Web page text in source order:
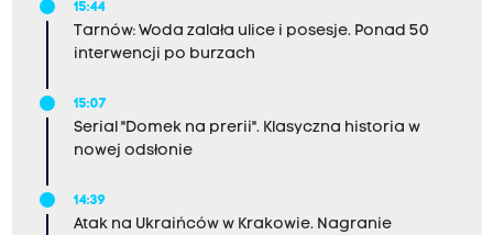
15:44
Tarnów: Woda zalała ulice i posesje. Ponad 50
interwencji po burzach
15:07
Serial "Domek na prerii". Klasyczna historia w
nowej odsłonie
14:39
Atak na Ukraińców w Krakowie. Nagranie